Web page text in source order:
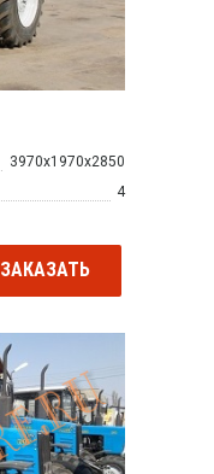
3970х1970х2850
4
ЗАКАЗАТЬ